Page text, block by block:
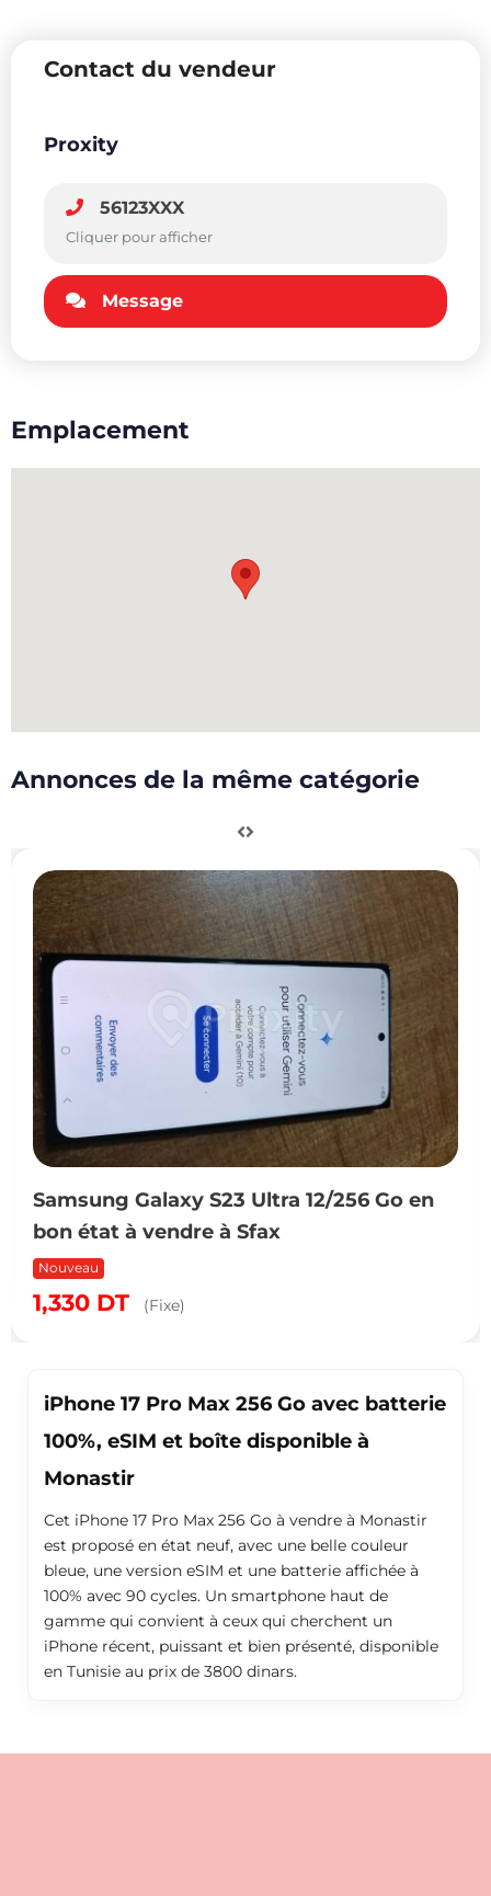
Contact du vendeur
Proxity
56123XXX
Cliquer pour afficher
Message
Emplacement
Annonces de la même catégorie
Samsung Galaxy S23 Ultra 12/256 Go en
bon état à vendre à Sfax
Nouveau
1,330 DT (Fixe)
iPhone 17 Pro Max 256 Go avec batterie
100%, eSIM et boîte disponible à
Monastir
Cet iPhone 17 Pro Max 256 Go à vendre à Monastir
est proposé en état neuf, avec une belle couleur
bleue, une version eSIM et une batterie affichée à
100% avec 90 cycles. Un smartphone haut de
gamme qui convient à ceux qui cherchent un
iPhone récent, puissant et bien présenté, disponible
en Tunisie au prix de 3800 dinars.